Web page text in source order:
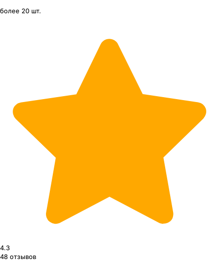
более 20 шт.
4.3
48 отзывов